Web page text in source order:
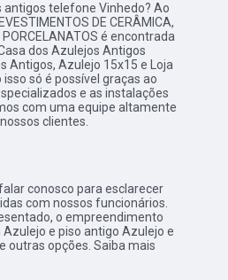
antigos telefone Vinhedo? Ao
DE CERÂMICA,
é encontrada
dos Azulejos Antigos
Antigos, Azulejo 15x15 e Loja
só é possível graças ao
e as instalações
com uma equipe altamente
clientes.
conosco para esclarecer
com nossos funcionários.
o empreendimento
e piso antigo Azulejo e
outras opções. Saiba mais